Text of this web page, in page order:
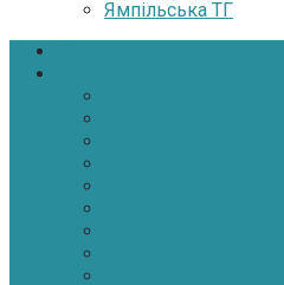
Ямпільська ТГ